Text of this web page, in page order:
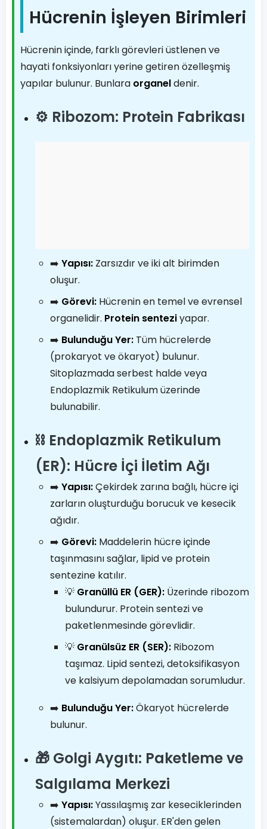
Hücrenin İşleyen Birimleri
Hücrenin içinde, farklı görevleri üstlenen ve
hayati fonksiyonları yerine getiren özelleşmiş
yapılar bulunur. Bunlara organeldenir.
⚙️ Ribozom: Protein Fabrikası
➡️ Yapısı: Zarsızdır ve iki alt birimden
oluşur.
➡️ Görevi: Hücrenin en temel ve evrensel
organelidir. Protein senteziyapar.
➡️ Bulunduğu Yer: Tüm hücrelerde
(prokaryot ve ökaryot) bulunur.
Sitoplazmada serbest halde veya
Endoplazmik Retikulum üzerinde
bulunabilir.
⛓️ Endoplazmik Retikulum
(ER): Hücre İçi İletim Ağı
➡️ Yapısı:Çekirdek zarına bağlı, hücre içi
zarların oluşturduğu borucuk ve kesecik
ağıdır.
➡️ Görevi: Maddelerin hücre içinde
taşınmasını sağlar, lipid ve protein
sentezine katılır.
💡 Granüllü ER (GER): Üzerinde ribozom
bulundurur. Protein sentezi ve
paketlenmesinde görevlidir.
💡 Granülsüz ER (SER): Ribozom
taşımaz. Lipid sentezi, detoksifikasyon
ve kalsiyum depolamadan sorumludur.
➡️ Bulunduğu Yer:Ökaryot hücrelerde
bulunur.
🎁 Golgi Aygıtı: Paketleme ve
Salgılama Merkezi
➡️ Yapısı:Yassılaşmış zar keseciklerinden
(sistemalardan) oluşur. ER'den gelen